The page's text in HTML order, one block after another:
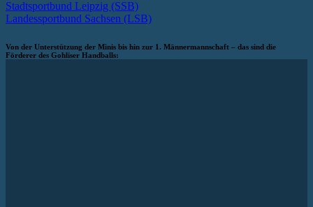
Stadtsportbund Leipzig (SSB)
Landessportbund Sachsen (LSB)
Von der Unterstützung der Minis bis hin zur 1. Männermannschaft – das sind die
Förderer des Gohliser Handballs: